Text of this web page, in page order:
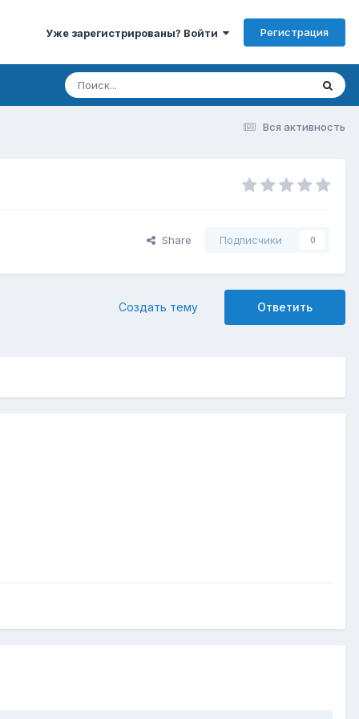
Уже зарегистрированы? Войти Регистрация
Вся активность
Share Подписчики 0
Ответить
Создать тему